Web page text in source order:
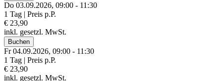
Do 03.09.2026, 09:00 - 11:30
1 Tag | Preis p.P.
€ 23,90
inkl. gesetzl. MwSt.
Buchen
Fr 04.09.2026, 09:00 - 11:30
1 Tag | Preis p.P.
€ 23,90
inkl. gesetzl. MwSt.